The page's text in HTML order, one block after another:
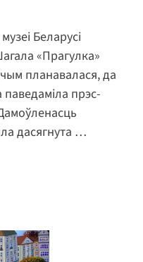
Беларусі
«Прагулка»
планавалася, да
паведаміла прэс-
дасягнута …